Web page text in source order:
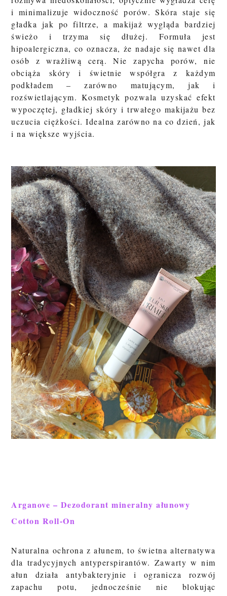
i minimalizuje widoczność porów. Skóra staje się
gładka jak po filtrze, a makijaż wygląda bardziej
świeżo i trzyma się dłużej. Formuła jest
hipoalergiczna, co oznacza, że nadaje się nawet dla
osób z wrażliwą cerą. Nie zapycha porów, nie
obciąża skóry i świetnie współgra z każdym
podkładem – zarówno matującym, jak i
rozświetlającym. Kosmetyk pozwala uzyskać efekt
wypoczętej, gładkiej skóry i trwałego makijażu bez
uczucia ciężkości. Idealna zarówno na co dzień, jak
i na większe wyjścia.
Arganove – Dezodorant mineralny ałunowy
Cotton Roll-On
Naturalna ochrona z ałunem, to świetna alternatywa
dla tradycyjnych antyperspirantów. Zawarty w nim
ałun działa antybakteryjnie i ogranicza rozwój
zapachu potu, jednocześnie nie blokując